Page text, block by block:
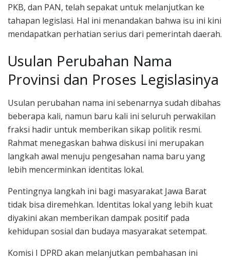
PKB, dan PAN, telah sepakat untuk melanjutkan ke
tahapan legislasi. Hal ini menandakan bahwa isu ini kini
mendapatkan perhatian serius dari pemerintah daerah.
Usulan Perubahan Nama
Provinsi dan Proses Legislasinya
Usulan perubahan nama ini sebenarnya sudah dibahas
beberapa kali, namun baru kali ini seluruh perwakilan
fraksi hadir untuk memberikan sikap politik resmi.
Rahmat menegaskan bahwa diskusi ini merupakan
langkah awal menuju pengesahan nama baru yang
lebih mencerminkan identitas lokal.
Pentingnya langkah ini bagi masyarakat Jawa Barat
tidak bisa diremehkan. Identitas lokal yang lebih kuat
diyakini akan memberikan dampak positif pada
kehidupan sosial dan budaya masyarakat setempat.
Komisi I DPRD akan melanjutkan pembahasan ini